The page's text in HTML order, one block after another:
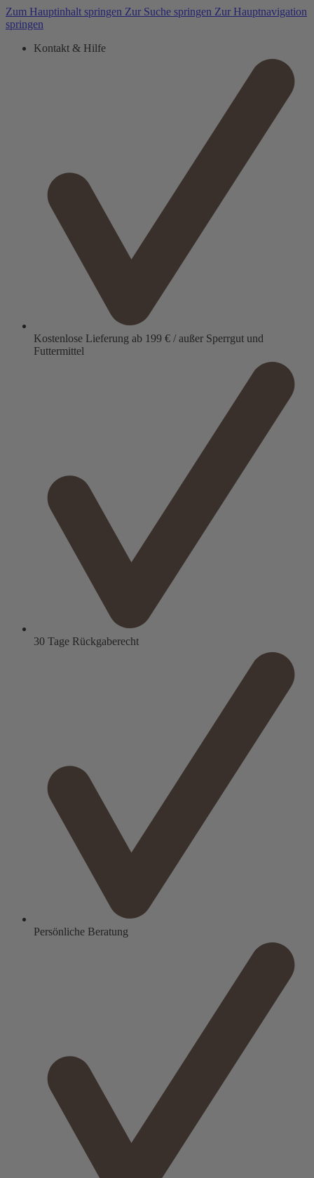
Zum Hauptinhalt springen Zur Suche springen Zur Hauptnavigation
springen
Kontakt & Hilfe
Kostenlose Lieferung ab 199 € / außer Sperrgut und
Futtermittel
30 Tage Rückgaberecht
Persönliche Beratung